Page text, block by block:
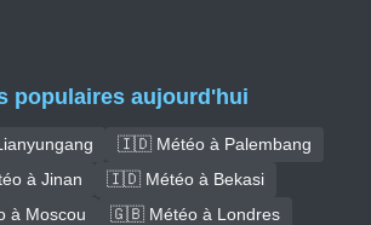
populaires aujourd'hui
🇮🇩 Météo à Palembang
à Jinan
🇮🇩 Météo à Bekasi
Moscou
🇬🇧 Météo à Londres